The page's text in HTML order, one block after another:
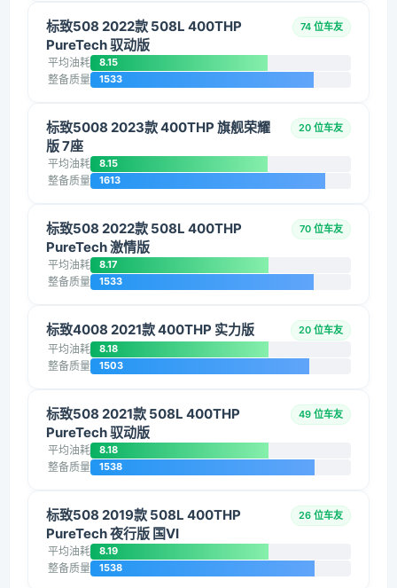
标致508 2022款 508L 400THP
PureTech 驭动版
74 位车友
平均油耗 8.15
整备质量 1533
标致5008 2023款 400THP 旗舰荣耀
版 7座
20 位车友
平均油耗 8.15
整备质量 1613
标致508 2022款 508L 400THP
PureTech 激情版
70 位车友
平均油耗 8.17
整备质量 1533
标致4008 2021款 400THP 实力版 20 位车友
平均油耗 8.18
整备质量 1503
标致508 2021款 508L 400THP
PureTech 驭动版
49 位车友
平均油耗 8.18
整备质量 1538
标致508 2019款 508L 400THP
PureTech 夜行版 国VI
26 位车友
平均油耗 8.19
整备质量 1538